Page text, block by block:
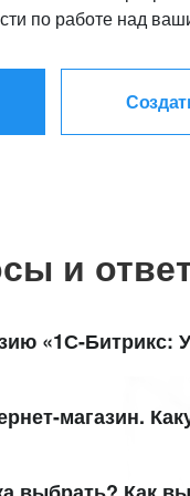
по работе над
и
«1С-Битрикс:
сайтом»
магазин.
для самых